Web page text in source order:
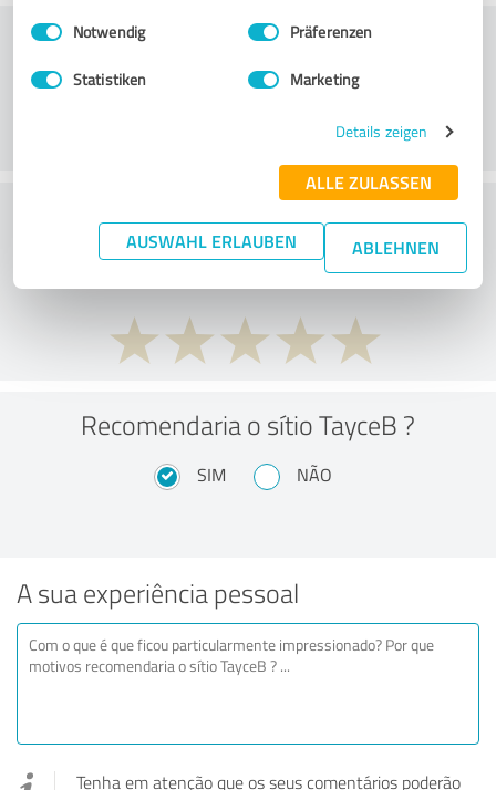
Impressum Datenschutzbestimmungen
Einwilligungsauswahl
Notwendig Präferenzen
Statistiken Marketing
Details zeigen
ALLE ZULASSEN
AUSWAHL ERLAUBEN ABLEHNEN
Serviço ao cliente
O que acha da relação
preço/desempenho?
Recomendaria o sítio TayceB ?
SIM NÃO
A sua experiência pessoal
Tenha em atenção que os seus comentários poderão